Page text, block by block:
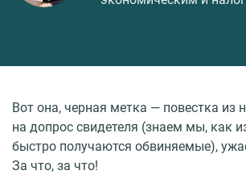
Вот она, черная метка — повестка из
на допрос свидетеля (знаем мы, как
быстро получаются обвиняемые),
За что, за что!